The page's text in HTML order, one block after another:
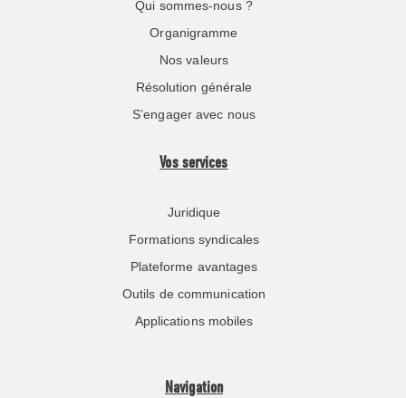
Qui sommes-nous ?
Organigramme
Nos valeurs
Résolution générale
S’engager avec nous
Vos services
Juridique
Formations syndicales
Plateforme avantages
Outils de communication
Applications mobiles
Navigation